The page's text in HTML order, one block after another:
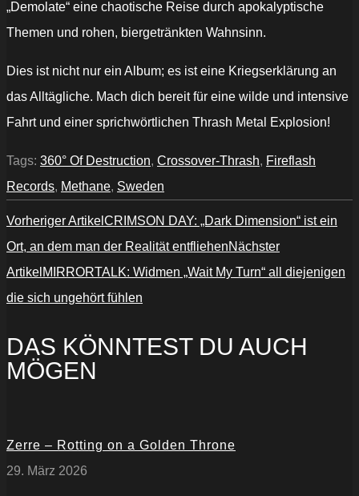
„Demolate“ eine chaotische Reise durch apokalyptische
Themen und rohen, biergetränkten Wahnsinn.
Dies ist nicht nur ein Album; es ist eine Kriegserklärung an
das Alltägliche. Mach dich bereit für eine wilde und intensive
Fahrt und einer sprichwörtlichen Thrash Metal Explosion!
Tags: 360° Of Destruction, Crossover-Thrash, Fireflash
Records, Methane, Sweden
Vorheriger Artikel CRIMSON DAY: „Dark Dimension“ ist ein
Ort, an dem man der Realität entfliehenNächster
Artikel MIRRORTALK: Widmen „Wait My Turn“ all diejenigen
die sich ungehört fühlen
DAS KÖNNTEST DU AUCH
MÖGEN
Zerre – Rotting on a Golden Throne
29. März 2026